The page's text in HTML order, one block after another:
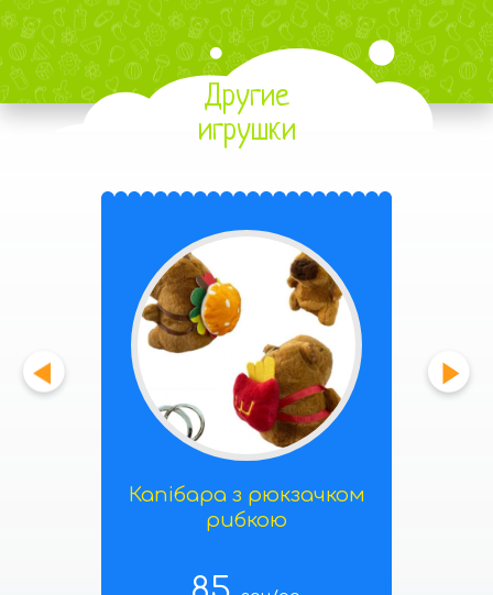
Другие
игрушки
Капібара з рюкзачком
рибкою